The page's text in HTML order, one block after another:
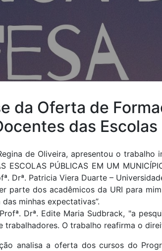
da Oferta de
das
de Oliveira, apresentou o trabalho
ESCOLAS PÚBLICAS EM UM
Drª. Patricia Viera Duarte –
parte dos acadêmicos da URI para
minhas expectativas”.
Drª. Edite Maria Sudbrack, "a
trabalhadores. O trabalho reafirma o
analisa a oferta dos cursos do